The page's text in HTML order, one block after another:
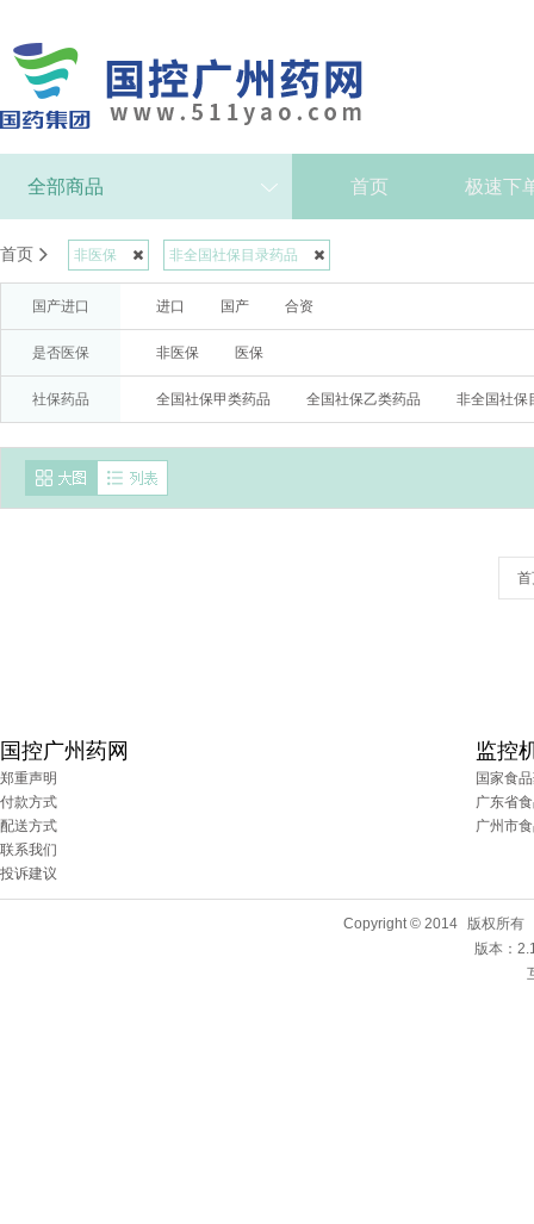
全部商品 首页 极速下
首页 非医保 非全国社保目录药品
国产进口 进口 国产 合资
是否医保 非医保 医保
社保药品 全国社保甲类药品 全国社保乙类药品 非全国社保
首
国控广州药网
郑重声明
付款方式
配送方式
联系我们
投诉建议
监控
国家食
广东省
广州市
Copyright © 2014 版权所有
版本：